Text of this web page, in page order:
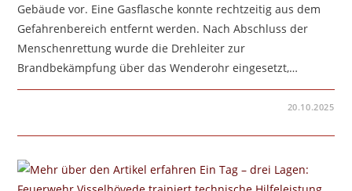
Gebäude vor. Eine Gasflasche konnte rechtzeitig aus dem
Gefahrenbereich entfernt werden. Nach Abschluss der
Menschenrettung wurde die Drehleiter zur
Brandbekämpfung über das Wenderohr eingesetzt,…
IN
SCHEUNENBRAND
MIT
VERMISSTEN
20.10.2025